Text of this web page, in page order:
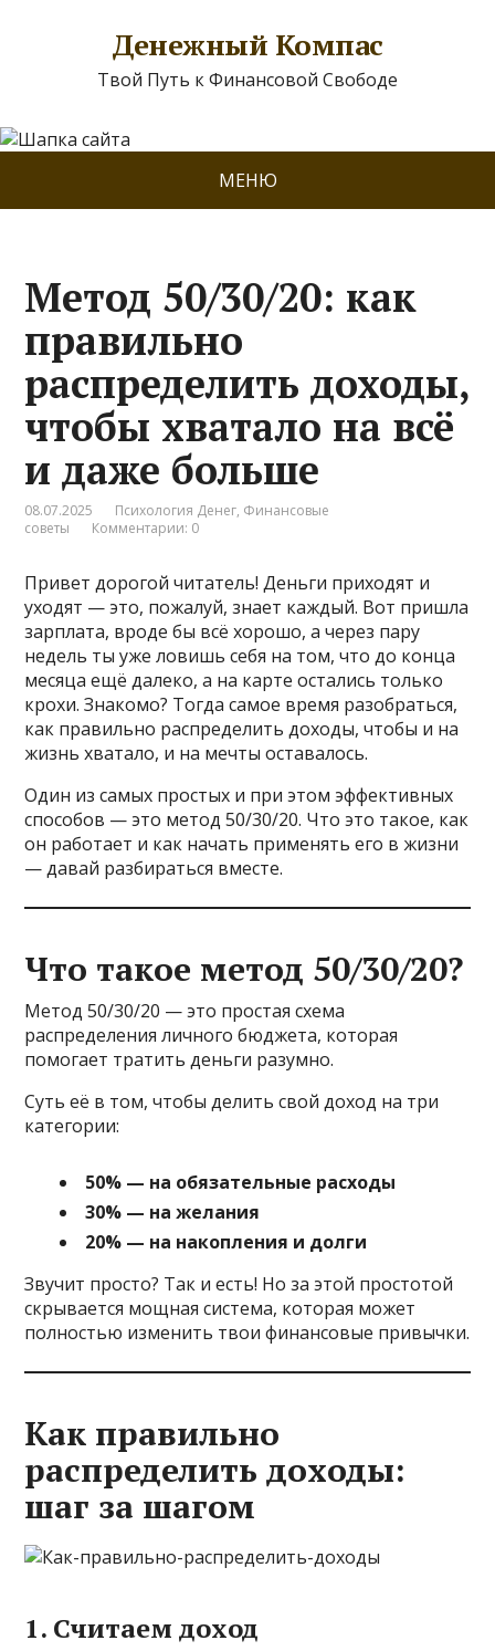
Денежный Компас
Твой Путь к Финансовой Свободе
МЕНЮ
Метод 50/30/20: как
правильно
распределить доходы,
чтобы хватало на всё
и даже больше
08.07.2025 Психология Денег, Финансовые
советы
Комментарии: 0
Привет дорогой читатель! Деньги приходят и
уходят — это, пожалуй, знает каждый. Вот пришла
зарплата, вроде бы всё хорошо, а через пару
недель ты уже ловишь себя на том, что до конца
месяца ещё далеко, а на карте остались только
крохи. Знакомо? Тогда самое время разобраться,
как правильно распределить доходы, чтобы и на
жизнь хватало, и на мечты оставалось.
Один из самых простых и при этом эффективных
способов — это метод 50/30/20. Что это такое, как
он работает и как начать применять его в жизни
— давай разбираться вместе.
Что такое метод 50/30/20?
Метод 50/30/20 — это простая схема
распределения личного бюджета, которая
помогает тратить деньги разумно.
Суть её в том, чтобы делить свой доход на три
категории:
50% — на обязательные расходы
30% — на желания
20% — на накопления и долги
Звучит просто? Так и есть! Но за этой простотой
скрывается мощная система, которая может
полностью изменить твои финансовые привычки.
Как правильно
распределить доходы:
шаг за шагом
1. Считаем доход